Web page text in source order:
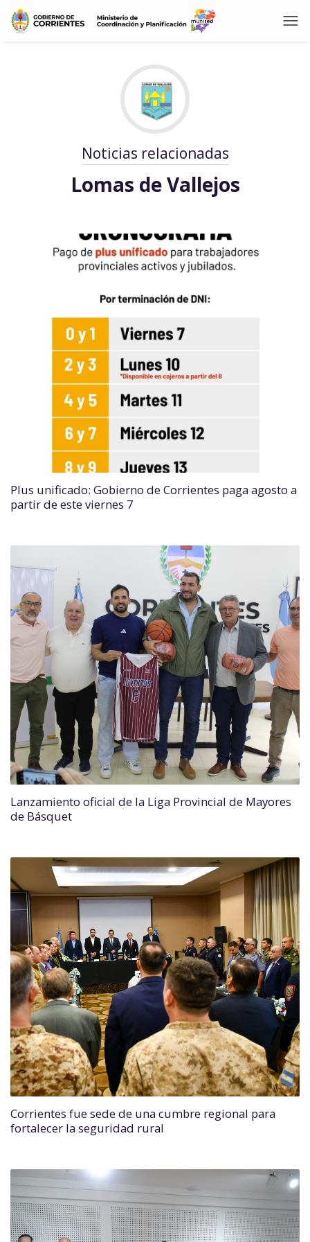
Noticias relacionadas
Lomas de Vallejos
Plus unificado: Gobierno de Corrientes paga agosto a
partir de este viernes 7
Lanzamiento oficial de la Liga Provincial de Mayores
de Básquet
Corrientes fue sede de una cumbre regional para
fortalecer la seguridad rural